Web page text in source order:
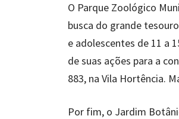
O Parque Zoológico
busca do grande
e adolescentes de 11 a
de suas ações para a
883, na Vila Hortência.
Por fim, o Jardim